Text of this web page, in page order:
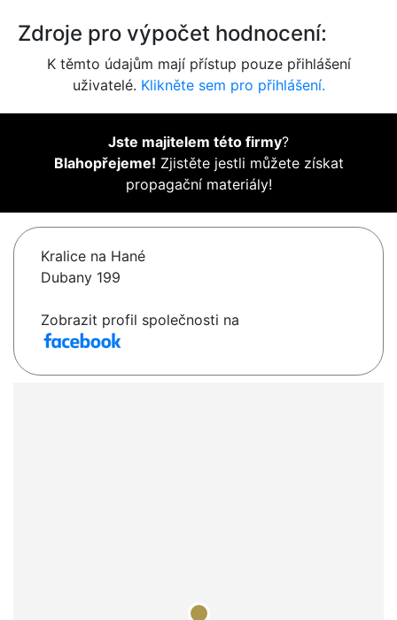
Zdroje pro výpočet hodnocení:
K těmto údajům mají přístup pouze přihlášení
uživatelé. Klikněte sem pro přihlášení.
Jste majitelem této firmy?
Blahopřejeme! Zjistěte jestli můžete získat
propagační materiály!
Kralice na Hané
Dubany 199
Zobrazit profil společnosti na